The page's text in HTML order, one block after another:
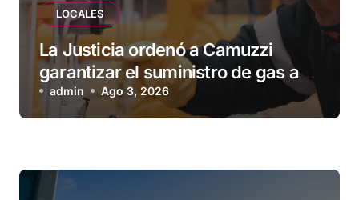
LOCALES
La Justicia ordenó a Camuzzi
garantizar el suministro de gas a
una familia de Tolhuin
admin Ago 3, 2026